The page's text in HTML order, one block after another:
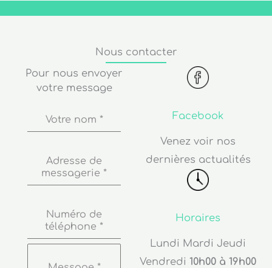
Nous contacter
Pour nous envoyer
votre message
Votre nom *
Adresse de
messagerie *
Numéro de
téléphone *
Facebook
Venez voir nos
dernières actualités
Horaires
Lundi Mardi Jeudi
Vendredi 10h00 à 19h00